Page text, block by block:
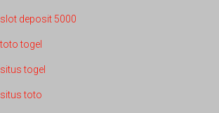
slot deposit 5000
toto togel
situs togel
situs toto